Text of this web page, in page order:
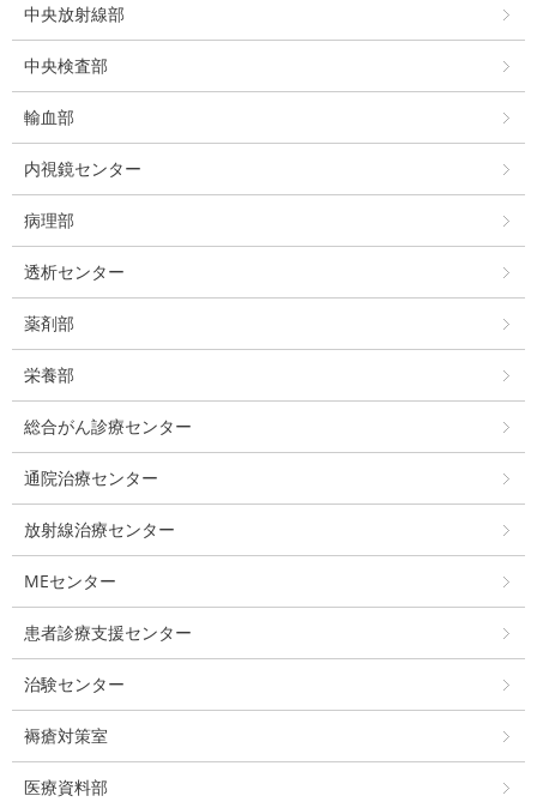
中央放射線部
中央検査部
輸血部
内視鏡センター
病理部
透析センター
薬剤部
栄養部
総合がん診療センター
通院治療センター
放射線治療センター
MEセンター
患者診療支援センター
治験センター
褥瘡対策室
医療資料部